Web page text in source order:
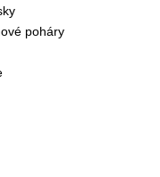
poháry